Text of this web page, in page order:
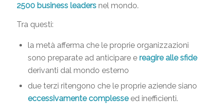
2500 business leaders nel mondo.
Tra questi:
la metà afferma che le proprie organizzazioni
sono preparate ad anticipare e reagire alle sfide
derivanti dal mondo esterno
due terzi ritengono che le proprie aziende siano
eccessivamente complesseed inefficienti.